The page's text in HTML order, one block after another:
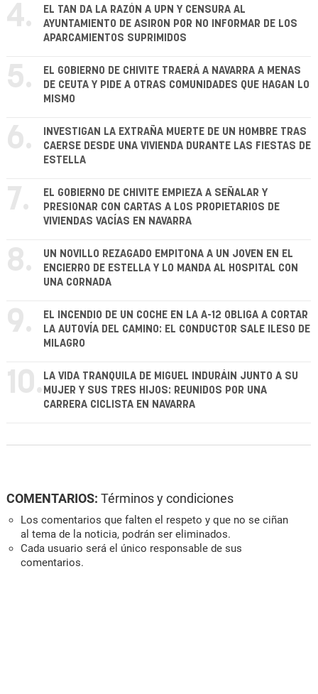
4.
EL TAN DA LA RAZÓN A UPN Y CENSURA AL
AYUNTAMIENTO DE ASIRON POR NO INFORMAR DE LOS
APARCAMIENTOS SUPRIMIDOS
5.
EL GOBIERNO DE CHIVITE TRAERÁ A NAVARRA A MENAS
DE CEUTA Y PIDE A OTRAS COMUNIDADES QUE HAGAN LO
MISMO
6.
INVESTIGAN LA EXTRAÑA MUERTE DE UN HOMBRE TRAS
CAERSE DESDE UNA VIVIENDA DURANTE LAS FIESTAS DE
ESTELLA
7.
EL GOBIERNO DE CHIVITE EMPIEZA A SEÑALAR Y
PRESIONAR CON CARTAS A LOS PROPIETARIOS DE
VIVIENDAS VACÍAS EN NAVARRA
8.
UN NOVILLO REZAGADO EMPITONA A UN JOVEN EN EL
ENCIERRO DE ESTELLA Y LO MANDA AL HOSPITAL CON
UNA CORNADA
9.
EL INCENDIO DE UN COCHE EN LA A-12 OBLIGA A CORTAR
LA AUTOVÍA DEL CAMINO: EL CONDUCTOR SALE ILESO DE
MILAGRO
10. LA VIDA TRANQUILA DE MIGUEL INDURÁIN JUNTO A SU
MUJER Y SUS TRES HIJOS: REUNIDOS POR UNA
CARRERA CICLISTA EN NAVARRA
COMENTARIOS: Términos y condiciones
Los comentarios que falten el respeto y que no se ciñan
al tema de la noticia, podrán ser eliminados.
Cada usuario será el único responsable de sus
comentarios.